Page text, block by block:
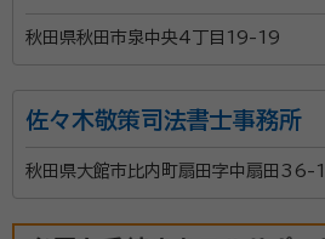
秋田県秋田市泉中央4丁目19-19
佐々木敬策司法書士事務所
秋田県大館市比内町扇田字中扇田36-1